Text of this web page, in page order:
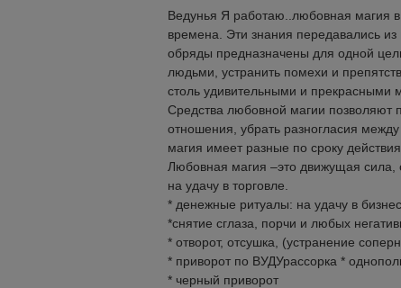
Ведунья Я работаю..любовная магия
времена. Эти знания передавались
обряды предназначены для одной
людьми, устранить помехи и
столь удивительными и прекрасными
Средства любовной магии позволяют
отношения, убрать разногласия
магия имеет разные по сроку
Любовная магия –это движущая сила,
на удачу в торговле.
* денежные ритуалы: на удачу в
*снятие сглаза, порчи и любых
* отворот, отсушка, (устранение
* приворот по ВУДУрассорка *
* черный приворот